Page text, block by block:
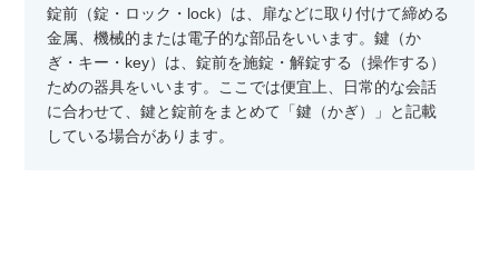
錠前（錠・ロック・lock）は、扉などに取り付けて締める
金属、機械的または電子的な部品をいいます。鍵（か
ぎ・キー・key）は、錠前を施錠・解錠する（操作する）
ための器具をいいます。ここでは便宜上、日常的な会話
に合わせて、鍵と錠前をまとめて「鍵（かぎ）」と記載
している場合があります。